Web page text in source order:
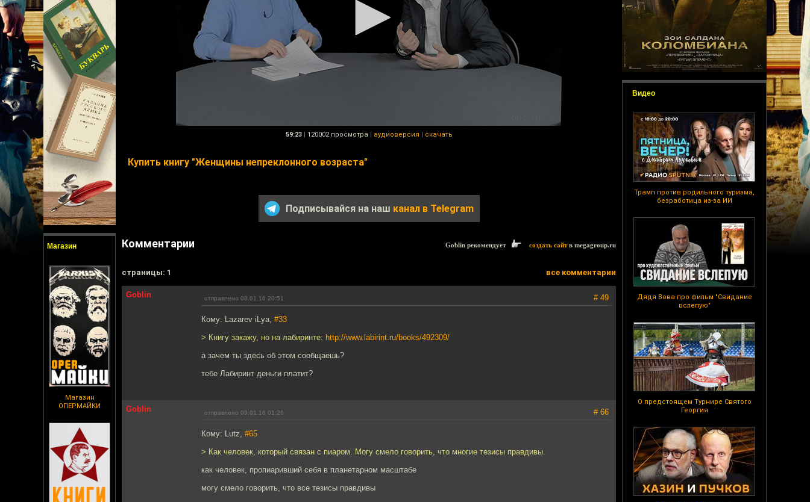
Магазин
Магазин
ОПЕРМАЙКИ
Видео
Трамп против родильного туризма,
безработица из-за ИИ
Дядя Вова про фильм "Свидание
вслепую"
О предстоящем Турнире Святого
Георгия
59:23 | 120002 просмотра | аудиоверсия | скачать
Купить книгу "Женщины непреклонного возраста"
Подписывайся на наш канал в Telegram
Комментарии Goblin рекомендует создать сайтв megagroup.ru
cтраницы: 1 все комментарии
Goblin отправлено 08.01.16 20:51 # 49
Кому: Lazarev iLya, #33
> Книгу закажу, но на лабиринте: http://www.labirint.ru/books/492309/
а зачем ты здесь об этом сообщаешь?
тебе Лабиринт деньги платит?
Goblin отправлено 09.01.16 01:26 # 66
Кому: Lutz, #65
> Как человек, который связан с пиаром. Могу смело говорить, что многие тезисы правдивы.
как человек, пропиаривший себя в планетарном масштабе
могу смело говорить, что все тезисы правдивы